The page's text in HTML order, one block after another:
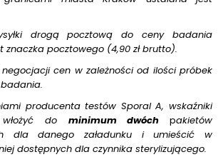
drogą pocztową do ceny badania
znaczka pocztowego (4,90 zł brutto).
cen w zależności od ilości próbek
producenta testów Sporal A, wskaźniki
do minimum dwóch pakietów
dla danego załadunku i umieścić w
dostępnych dla czynnika sterylizującego.